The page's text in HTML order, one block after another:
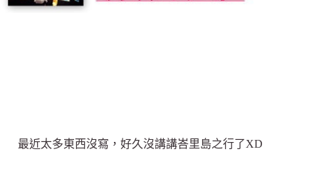
最近太多東西沒寫，好久沒講講峇里島之行了XD